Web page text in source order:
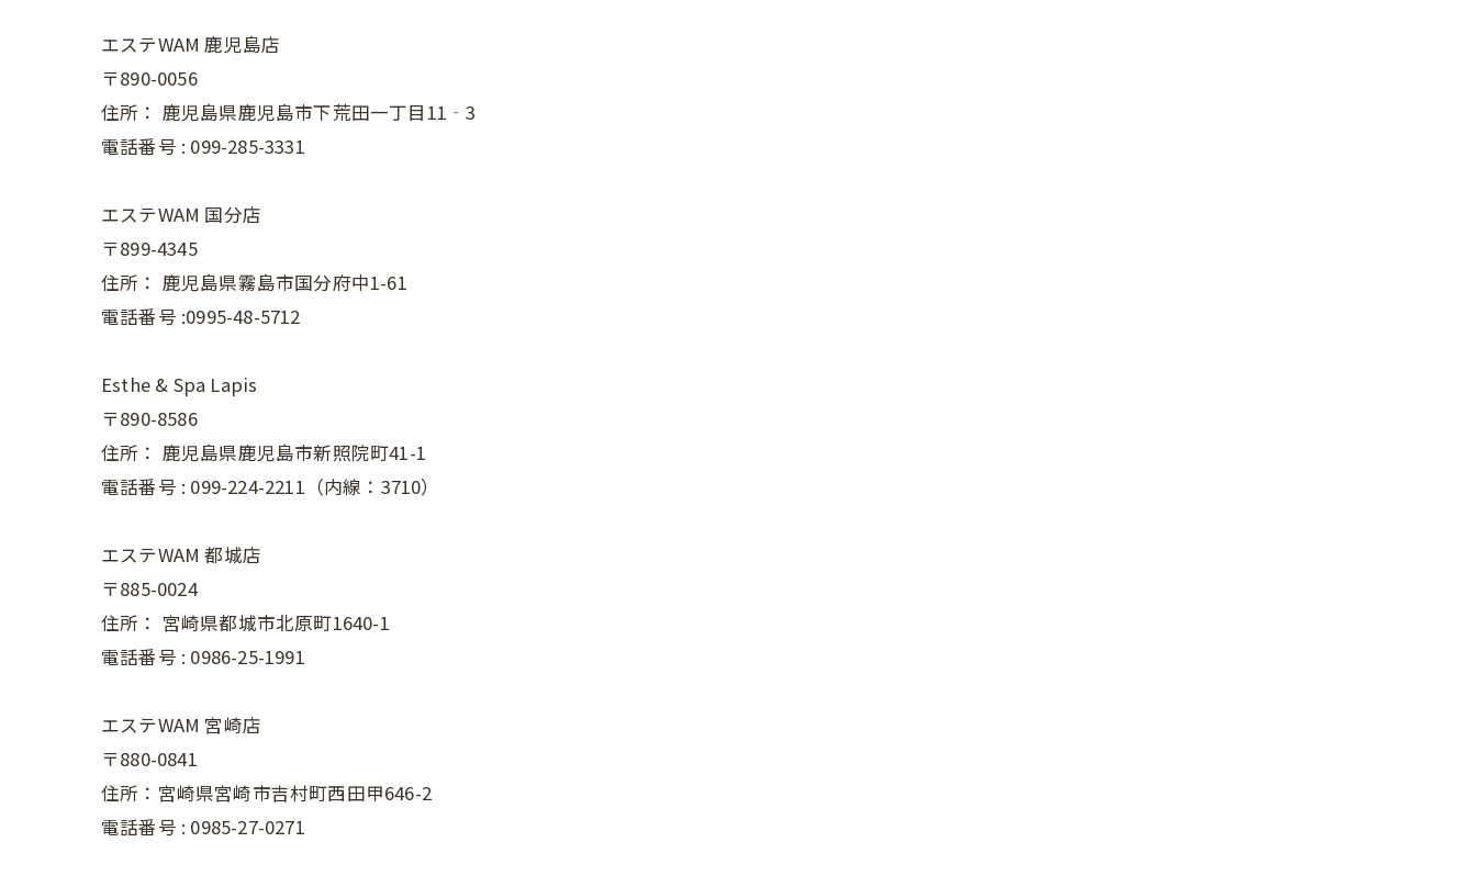
エステWAM 鹿児島店
〒890-0056
住所： 鹿児島県鹿児島市下荒田一丁目11‐3
電話番号 : 099-285-3331
エステWAM 国分店
〒899-4345
住所： 鹿児島県霧島市国分府中1-61
電話番号 :0995-48-5712
Esthe & Spa Lapis
〒890-8586
住所： 鹿児島県鹿児島市新照院町41-1
電話番号 : 099-224-2211（内線：3710）
エステWAM 都城店
〒885-0024
住所： 宮崎県都城市北原町1640-1
電話番号 : 0986-25-1991
エステWAM 宮崎店
〒880-0841
住所：宮崎県宮崎市吉村町西田甲646-2
電話番号 : 0985-27-0271